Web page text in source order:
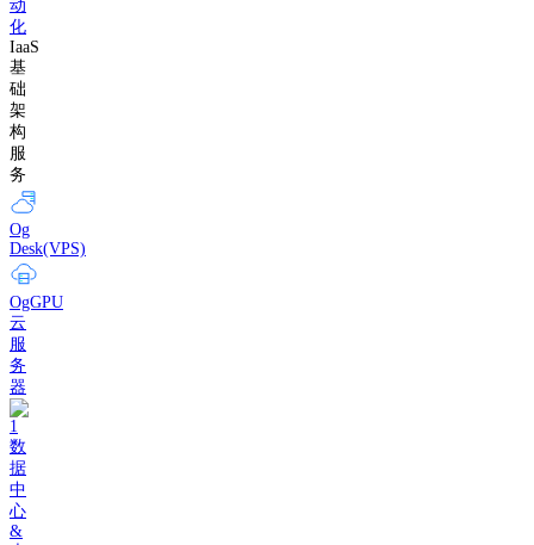
动
化
IaaS
基
础
架
构
服
务
Og
Desk(VPS)
OgGPU
云
服
务
器
数
据
中
心
&